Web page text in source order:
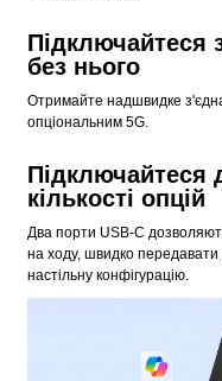
Підключайтеся
без нього
Отримайте надшвидке
опціональним 5G.
Підключайтеся
кількості опцій
Два порти USB-C
на ходу, швидко передавати
настільну конфігурацію.